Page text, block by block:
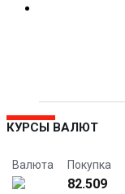
КУРСЫ ВАЛЮТ
Валюта Покупка
82.509